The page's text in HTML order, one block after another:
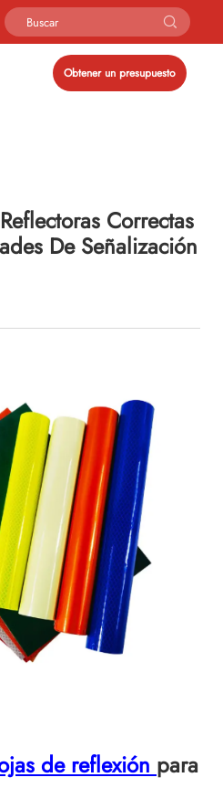
Obtener un presupuesto
Correctas
De Señalización
de reflexión para